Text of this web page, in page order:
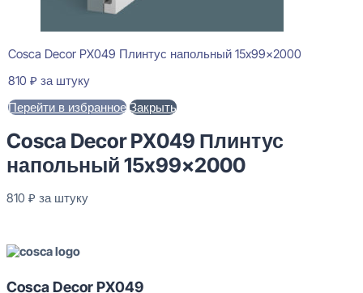
Cosca Decor PX049 Плинтус напольный 15x99x2000
810 ₽ за штуку
Перейти в избранное Закрыть
Cosca Decor PX049 Плинтус
напольный 15x99x2000
810 ₽ за штуку
Cosca Decor PX049